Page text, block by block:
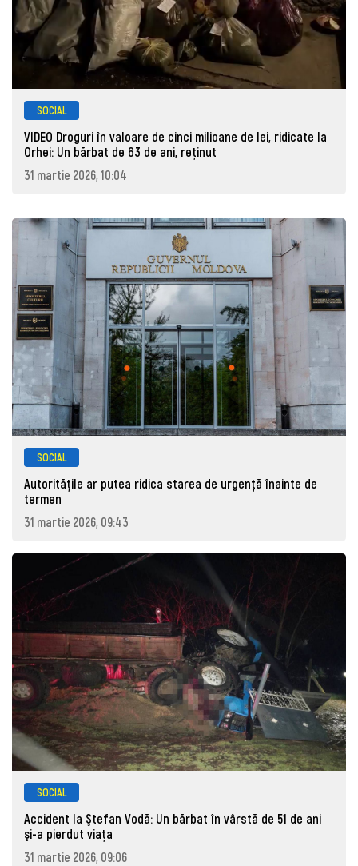
SOCIAL
VIDEO Droguri în valoare de cinci milioane de lei, ridicate la
Orhei: Un bărbat de 63 de ani, reţinut
31 martie 2026, 10:04
SOCIAL
Autoritățile ar putea ridica starea de urgență înainte de
termen
31 martie 2026, 09:43
SOCIAL
Accident la Ştefan Vodă: Un bărbat în vârstă de 51 de ani
şi-a pierdut viaţa
31 martie 2026, 09:06